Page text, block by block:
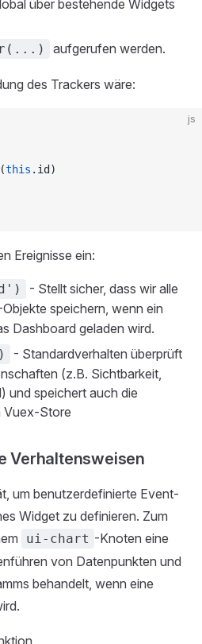
über bestehende Widgets
aufgerufen werden.
des Trackers wäre:
js
(this .id)
Ereignisse ein:
- Stellt sicher, dass wir alle
Objekte speichern, wenn ein
Dashboard geladen wird.
- Standardverhalten überprüft
(z.B. Sichtbarkeit,
und speichert auch die
Vuex-Store
Verhaltensweisen
um benutzerdefinierte Event-
Widget zu definieren. Zum
ui-chart -Knoten eine
von Datenpunkten und
behandelt, wenn eine